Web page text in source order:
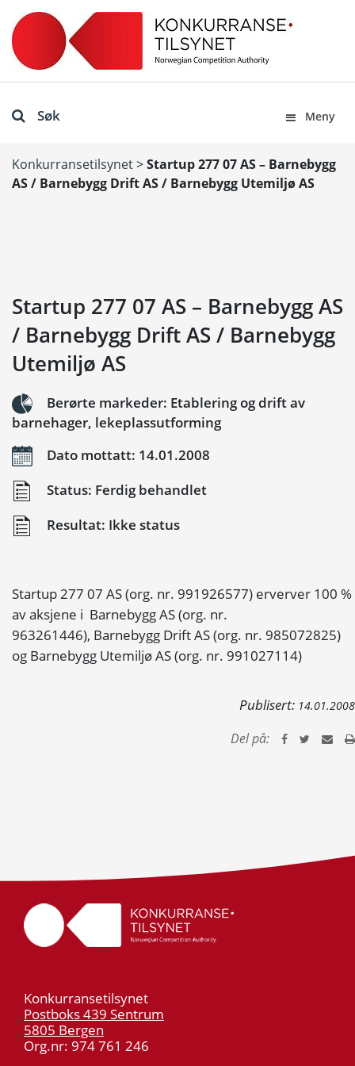
Søk Meny
Konkurransetilsynet>Startup 277 07 AS – Barnebygg
AS / Barnebygg Drift AS / Barnebygg Utemiljø AS
Startup 277 07 AS – Barnebygg AS
/ Barnebygg Drift AS / Barnebygg
Utemiljø AS
Berørte markeder: Etablering og drift av
barnehager, lekeplassutforming
Dato mottatt: 14.01.2008
Status: Ferdig behandlet
Resultat: Ikke status
Startup 277 07 AS (org. nr. 991926577) erverver 100 %
av aksjene i Barnebygg AS (org. nr.
963261446), Barnebygg Drift AS (org. nr. 985072825)
og Barnebygg Utemiljø AS (org. nr. 991027114)
Publisert: 14.01.2008
Del på:
Konkurransetilsynet
Postboks 439 Sentrum
5805 Bergen
Org.nr: 974 761 246